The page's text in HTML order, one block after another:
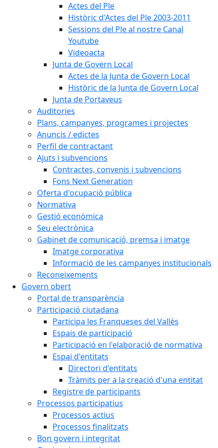
Actes del Ple
Històric d'Actes del Ple 2003-2011
Sessions del Ple al nostre Canal
Youtube
Videoacta
Junta de Govern Local
Actes de la Junta de Govern Local
Històric de la Junta de Govern Local
Junta de Portaveus
Auditories
Plans, campanyes, programes i projectes
Anuncis / edictes
Perfil de contractant
Ajuts i subvencions
Contractes, convenis i subvencions
Fons Next Generation
Oferta d'ocupació pública
Normativa
Gestió econòmica
Seu electrònica
Gabinet de comunicació, premsa i imatge
Imatge corporativa
Informació de les campanyes institucionals
Reconeixements
Govern obert
Portal de transparència
Participació ciutadana
Participa les Franqueses del Vallès
Espais de participació
Participació en l'elaboració de normativa
Espai d'entitats
Directori d'entitats
Tràmits per a la creació d'una entitat
Registre de participants
Processos participatius
Processos actius
Processos finalitzats
Bon govern i integritat